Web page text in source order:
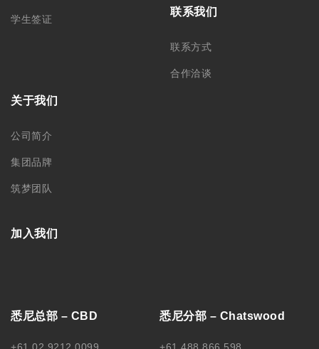
学生签证
联系我们
联系方式
合作洽谈
关于我们
公司简介
集团品牌
筑梦团队
加入我们
悉尼总部 – CBD 悉尼分部 – Chatswood